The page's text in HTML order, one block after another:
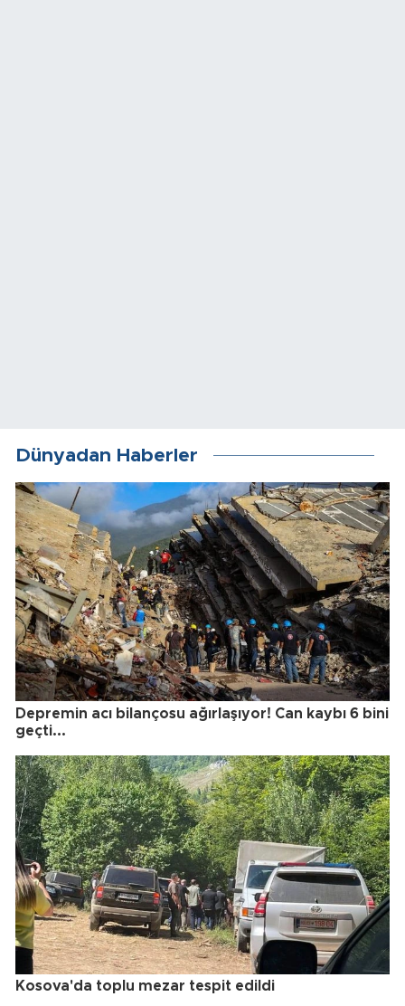
Dünyadan Haberler
Depremin acı bilançosu ağırlaşıyor! Can kaybı 6 bini
geçti...
Kosova'da toplu mezar tespit edildi